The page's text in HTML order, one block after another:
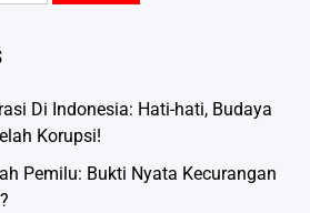
Di Indonesia: Hati-hati, Budaya
Korupsi!
Pemilu: Bukti Nyata Kecurangan